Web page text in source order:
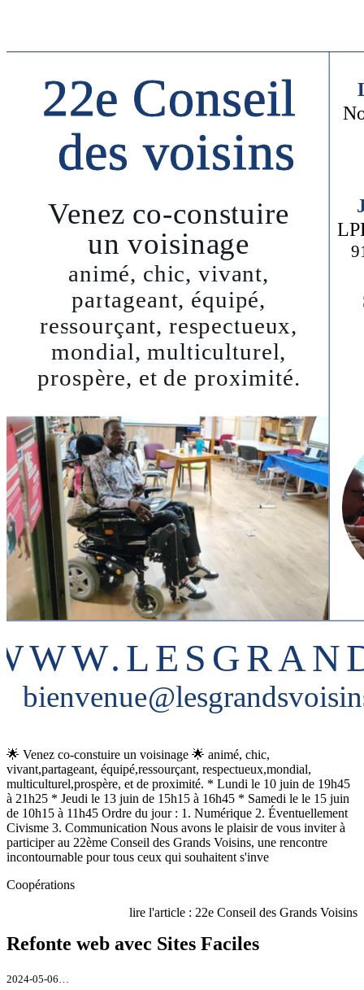
🌟 Venez co-constuire un voisinage 🌟 animé, chic,
vivant,partageant, équipé,ressourçant, respectueux,mondial,
multiculturel,prospère, et de proximité. * Lundi le 10 juin de 19h45
à 21h25 * Jeudi le 13 juin de 15h15 à 16h45 * Samedi le le 15 juin
de 10h15 à 11h45 Ordre du jour : 1. Numérique 2. Éventuellement
Civisme 3. Communication Nous avons le plaisir de vous inviter à
participer au 22ème Conseil des Grands Voisins, une rencontre
incontournable pour tous ceux qui souhaitent s'inve
Coopérations
lire l'article : 22e Conseil des Grands Voisins
Refonte web avec Sites Faciles
2024-05-06…